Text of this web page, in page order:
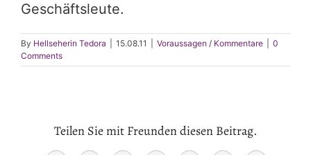
Geschäftsleute.
By Hellseherin Tedora 15.08.11 Voraussagen / Kommentare
0
Comments
Teilen Sie mit Freunden diesen Beitrag.